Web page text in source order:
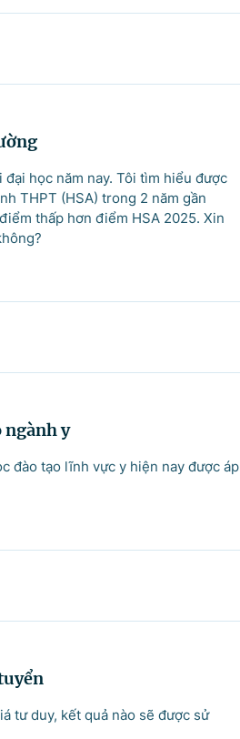
học năm nay. Tôi tìm hiểu được
THPT (HSA) trong 2 năm gần
thấp hơn điểm HSA 2025. Xin
ngành y
đào tạo lĩnh vực y hiện nay được áp
tư duy, kết quả nào sẽ được sử